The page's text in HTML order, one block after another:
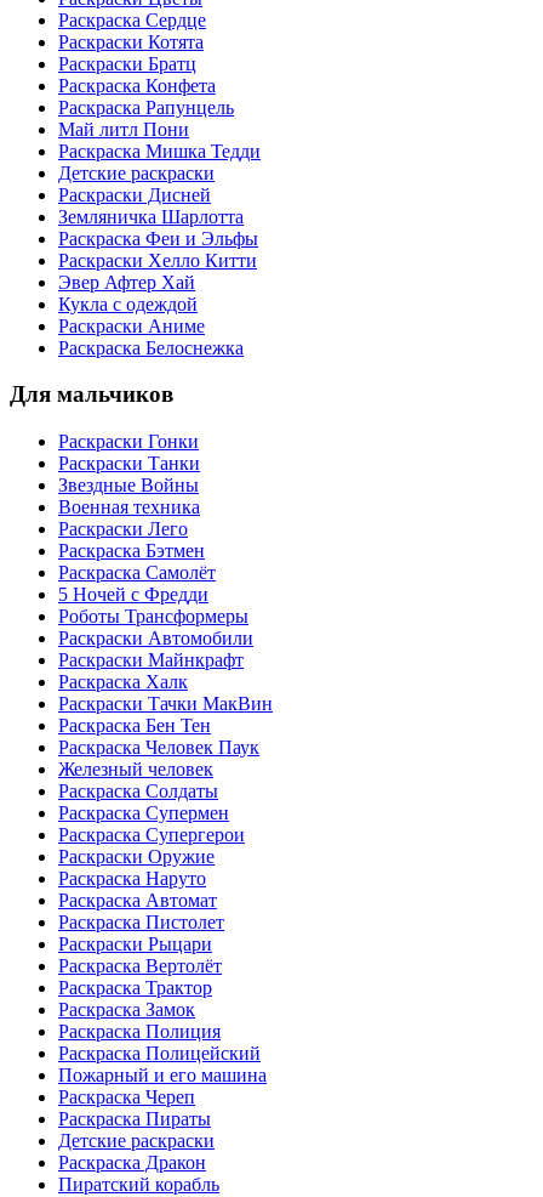
Раскраска Сердце
Раскраски Котята
Раскраски Братц
Раскраска Конфета
Раскраска Рапунцель
Май литл Пони
Раскраска Мишка Тедди
Детские раскраски
Раскраски Дисней
Земляничка Шарлотта
Раскраска Феи и Эльфы
Раскраски Хелло Китти
Эвер Афтер Хай
Кукла с одеждой
Раскраски Аниме
Раскраска Белоснежка
Для мальчиков
Раскраски Гонки
Раскраски Танки
Звездные Войны
Военная техника
Раскраски Лего
Раскраска Бэтмен
Раскраска Самолёт
5 Ночей с Фредди
Роботы Трансформеры
Раскраски Автомобили
Раскраски Майнкрафт
Раскраска Халк
Раскраски Тачки МакВин
Раскраска Бен Тен
Раскраска Человек Паук
Железный человек
Раскраска Солдаты
Раскраска Супермен
Раскраска Супергерои
Раскраски Оружие
Раскраска Наруто
Раскраска Автомат
Раскраска Пистолет
Раскраски Рыцари
Раскраска Вертолёт
Раскраска Трактор
Раскраска Замок
Раскраска Полиция
Раскраска Полицейский
Пожарный и его машина
Раскраска Череп
Раскраска Пираты
Детские раскраски
Раскраска Дракон
Пиратский корабль